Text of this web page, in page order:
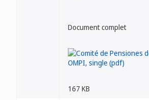
Document complet
167 KB